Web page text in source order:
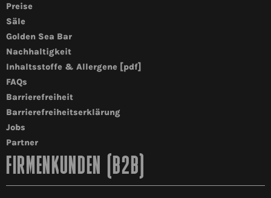
Preise
Säle
Golden Sea Bar
Nachhaltigkeit
Inhaltsstoffe & Allergene [pdf]
FAQs
Barrierefreiheit
Barrierefreiheitserklärung
Jobs
Partner
FIRMENKUNDEN (B2B)